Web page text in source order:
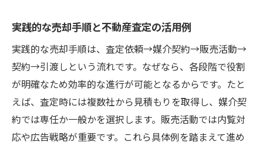
実践的な売却手順と不動産査定の活用例
実践的な売却手順は、査定依頼→媒介契約→販売活動→
契約→引渡しという流れです。なぜなら、各段階で役割
が明確なため効率的な進行が可能となるからです。たと
えば、査定時には複数社から見積もりを取得し、媒介契
約では専任か一般かを選択します。販売活動では内覧対
応や広告戦略が重要です。これら具体例を踏まえて進め